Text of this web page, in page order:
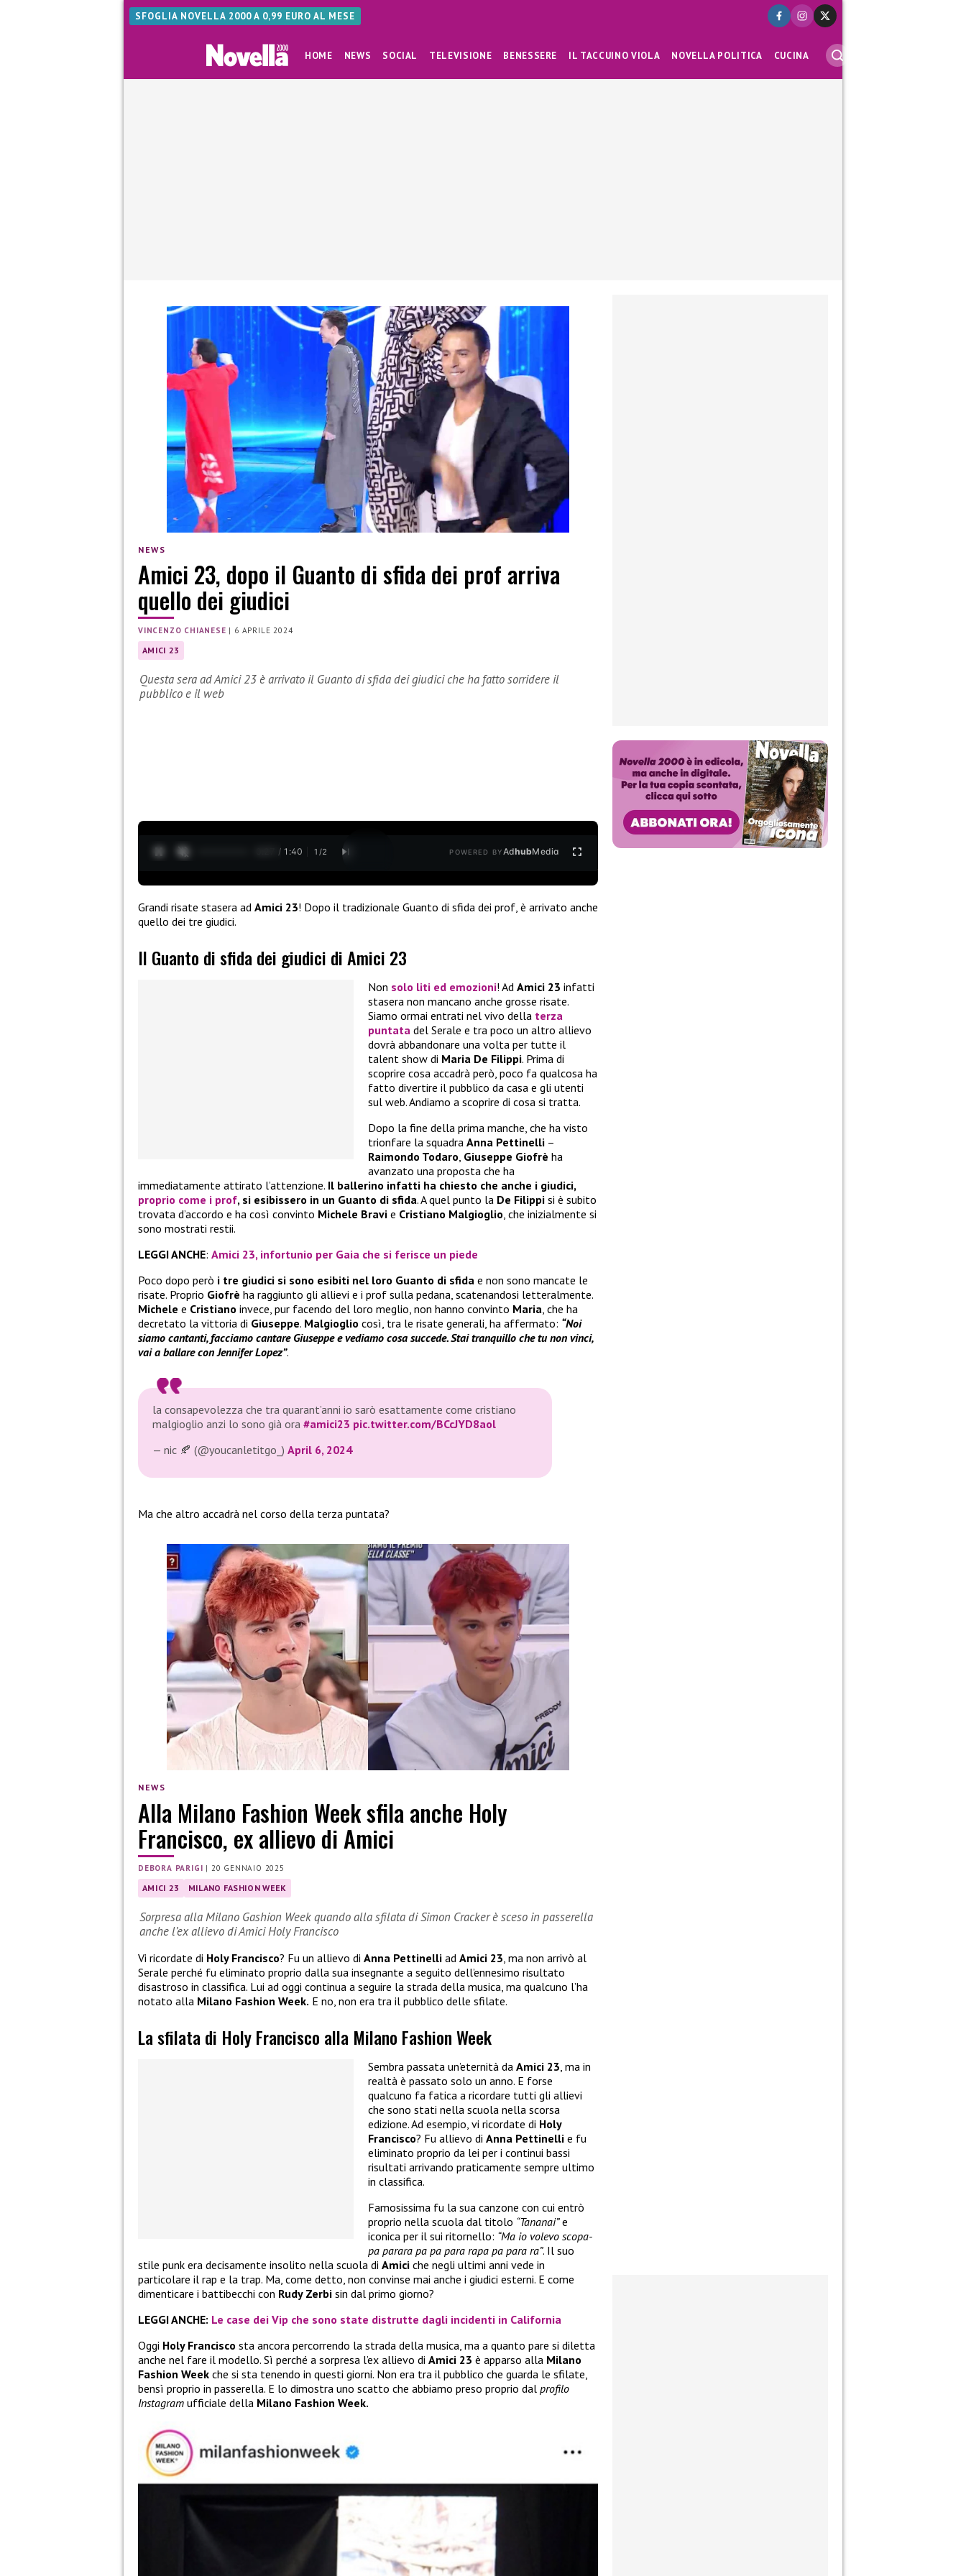
SFOGLIA NOVELLA 2000 A 0,99 EURO AL MESE
HOME NEWS SOCIAL TELEVISIONE BENESSERE IL TACCUINO VIOLA NOVELLA POLITICA CUCINA
NEWS
Amici 23, dopo il Guanto di sfida dei prof arriva
quello dei giudici
VINCENZO CHIANESE | 6 APRILE 2024
AMICI 23
Questa sera ad Amici 23 è arrivato il Guanto di sfida dei giudici che ha fatto sorridere il
pubblico e il web
0:28 / 1:40 1 /2 POWERED BYAdhubMedia
Grandi risate stasera ad Amici 23! Dopo il tradizionale Guanto di sfida dei prof, è arrivato anche
quello dei tre giudici.
Il Guanto di sfida dei giudici di Amici 23
Non solo liti ed emozioni! Ad Amici 23 infatti
stasera non mancano anche grosse risate.
Siamo ormai entrati nel vivo della terza
puntata del Serale e tra poco un altro allievo
dovrà abbandonare una volta per tutte il
talent show di Maria De Filippi. Prima di
scoprire cosa accadrà però, poco fa qualcosa ha
fatto divertire il pubblico da casa e gli utenti
sul web. Andiamo a scoprire di cosa si tratta.
Dopo la fine della prima manche, che ha visto
trionfare la squadra Anna Pettinelli –
Raimondo Todaro, Giuseppe Giofrè ha
avanzato una proposta che ha
immediatamente attirato l’attenzione. Il ballerino infatti ha chiesto che anche i giudici,
proprio come i prof, si esibissero in un Guanto di sfida. A quel punto la De Filippi si è subito
trovata d’accordo e ha così convinto Michele Bravi e Cristiano Malgioglio, che inizialmente si
sono mostrati restii.
LEGGI ANCHE: Amici 23, infortunio per Gaia che si ferisce un piede
Poco dopo però i tre giudici si sono esibiti nel loro Guanto di sfida e non sono mancate le
risate. Proprio Giofrè ha raggiunto gli allievi e i prof sulla pedana, scatenandosi letteralmente.
Michele e Cristiano invece, pur facendo del loro meglio, non hanno convinto Maria, che ha
decretato la vittoria di Giuseppe. Malgioglio così, tra le risate generali, ha affermato: “Noi
siamo cantanti, facciamo cantare Giuseppe e vediamo cosa succede. Stai tranquillo che tu non vinci,
vai a ballare con Jennifer Lopez”.
la consapevolezza che tra quarant’anni io sarò esattamente come cristiano
malgioglio anzi lo sono già ora #amici23 pic.twitter.com/BCcJYD8aol
— nic 🍂 (@youcanletitgo_) April 6, 2024
Ma che altro accadrà nel corso della terza puntata?
NEWS
Alla Milano Fashion Week sfila anche Holy
Francisco, ex allievo di Amici
DEBORA PARIGI | 20 GENNAIO 2025
AMICI 23 MILANO FASHION WEEK
Sorpresa alla Milano Gashion Week quando alla sfilata di Simon Cracker è sceso in passerella
anche l’ex allievo di Amici Holy Francisco
Vi ricordate di Holy Francisco? Fu un allievo di Anna Pettinelli ad Amici 23, ma non arrivò al
Serale perché fu eliminato proprio dalla sua insegnante a seguito dell’ennesimo risultato
disastroso in classifica. Lui ad oggi continua a seguire la strada della musica, ma qualcuno l’ha
notato alla Milano Fashion Week. E no, non era tra il pubblico delle sfilate.
La sfilata di Holy Francisco alla Milano Fashion Week
Sembra passata un’eternità da Amici 23, ma in
realtà è passato solo un anno. E forse
qualcuno fa fatica a ricordare tutti gli allievi
che sono stati nella scuola nella scorsa
edizione. Ad esempio, vi ricordate di Holy
Francisco? Fu allievo di Anna Pettinelli e fu
eliminato proprio da lei per i continui bassi
risultati arrivando praticamente sempre ultimo
in classifica.
Famosissima fu la sua canzone con cui entrò
proprio nella scuola dal titolo “Tananai”e
iconica per il sui ritornello: “Ma io volevo scopa-
pa parara pa pa para rapa pa para ra”. Il suo
stile punk era decisamente insolito nella scuola di Amici che negli ultimi anni vede in
particolare il rap e la trap. Ma, come detto, non convinse mai anche i giudici esterni. E come
dimenticare i battibecchi con Rudy Zerbi sin dal primo giorno?
LEGGI ANCHE: Le case dei Vip che sono state distrutte dagli incidenti in California
Oggi Holy Francisco sta ancora percorrendo la strada della musica, ma a quanto pare si diletta
anche nel fare il modello. Sì perché a sorpresa l’ex allievo di Amici 23 è apparso alla Milano
Fashion Week che si sta tenendo in questi giorni. Non era tra il pubblico che guarda le sfilate,
bensì proprio in passerella. E lo dimostra uno scatto che abbiamo preso proprio dal profilo
Instagram ufficiale della Milano Fashion Week.